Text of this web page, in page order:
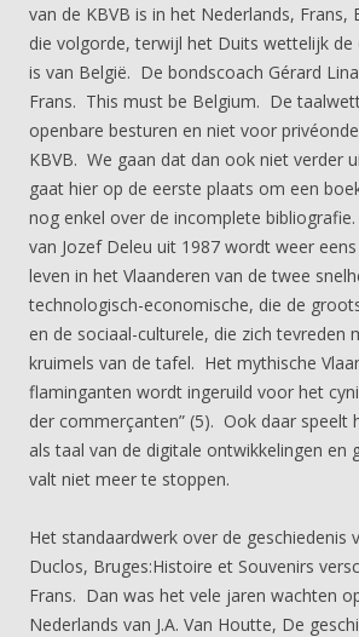
van de KBVB is in het Nederlands, Frans,
die volgorde, terwijl het Duits wettelijk de
is van België. De bondscoach Gérard
Frans. This must be Belgium. De
openbare besturen en niet voor
KBVB. We gaan dat dan ook niet verder
gaat hier op de eerste plaats om een
nog enkel over de incomplete
van Jozef Deleu uit 1987 wordt weer eens
leven in het Vlaanderen van de twee
technologisch-economische, die de
en de sociaal-culturele, die zich tevreden
kruimels van de tafel. Het mythische
flaminganten wordt ingeruild voor het
der commerçanten” (5). Ook daar speelt
als taal van de digitale ontwikkelingen en
valt niet meer te stoppen.
Het standaardwerk over de geschiedenis
Duclos, Bruges:Histoire et Souvenirs
Frans. Dan was het vele jaren wachten
Nederlands van J.A. Van Houtte, De